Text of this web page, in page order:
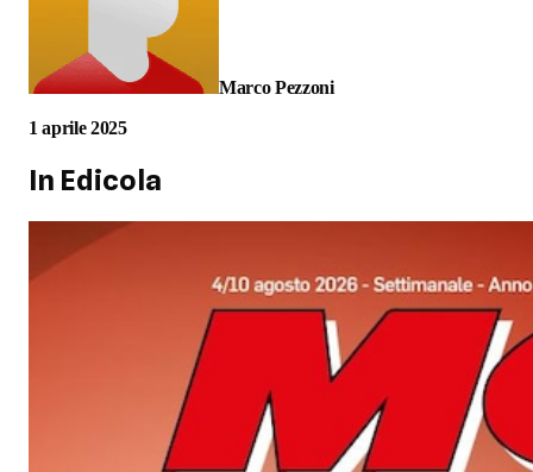
Marco Pezzoni
1 aprile 2025
In Edicola